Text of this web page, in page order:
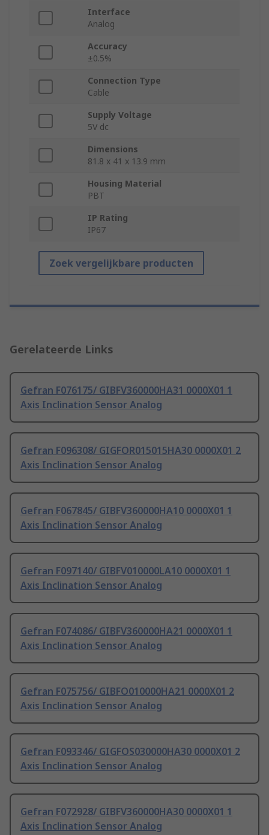
Interface
Analog
Accuracy
±0.5%
Connection Type
Cable
Supply Voltage
5V dc
Dimensions
81.8 x 41 x 13.9 mm
Housing Material
PBT
IP Rating
IP67
Zoek vergelijkbare producten
Gerelateerde Links
Gefran F076175/ GIBFV360000HA31 0000X01 1
Axis Inclination Sensor Analog
Gefran F096308/ GIGFOR015015HA30 0000X01 2
Axis Inclination Sensor Analog
Gefran F067845/ GIBFV360000HA10 0000X01 1
Axis Inclination Sensor Analog
Gefran F097140/ GIBFV010000LA10 0000X01 1
Axis Inclination Sensor Analog
Gefran F074086/ GIBFV360000HA21 0000X01 1
Axis Inclination Sensor Analog
Gefran F075756/ GIBFO010000HA21 0000X01 2
Axis Inclination Sensor Analog
Gefran F093346/ GIGFOS030000HA30 0000X01 2
Axis Inclination Sensor Analog
Gefran F072928/ GIBFV360000HA30 0000X01 1
Axis Inclination Sensor Analog